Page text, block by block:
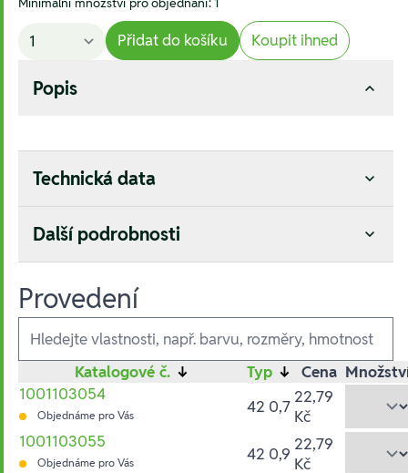
Přidat do košíku Koupit ihned
Popis
Technická data
Další podrobnosti
Provedení
Ausführungen
Katalogové č. ↓ Typ ↓ Cena
1001103054
Objednáme pro Vás 42 0,7 22,79
Kč
1001103055
Objednáme pro Vás 42 0,9 22,79
Kč